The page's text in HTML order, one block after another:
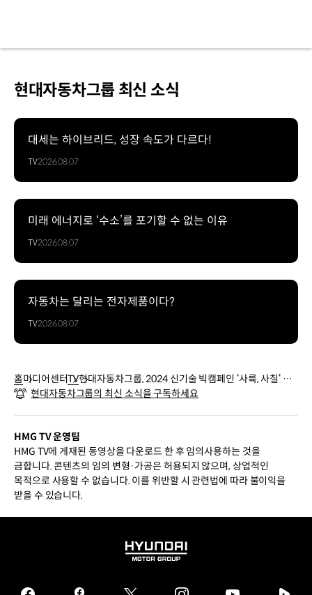
현대자동차그룹 최신 소식
대세는 하이브리드, 성장 속도가 다르다!
TV2026.08.07
미래 에너지로 ‘수소’를 포기할 수 없는 이유
TV2026.08.07
자동차는 달리는 전자제품이다?
TV2026.08.07
홈미디어센터TV현대자동차그룹, 2024 신기술 빅캠페인 ‘사륙, 사칠‘ 영
상 공개
현대자동차그룹의 최신 소식을 구독하세요
HMG TV 운영팀
HMG TV에 게재된 동영상을 다운로드 한 후 임의사용하는 것을
금합니다. 콘텐츠의 임의 변형·가공은 허용되지 않으며, 상업적인
목적으로 사용할 수 없습니다. 이를 위반할 시 관련법에 따라 불이익을
받을 수 있습니다.
HYUNDAI
GROUP